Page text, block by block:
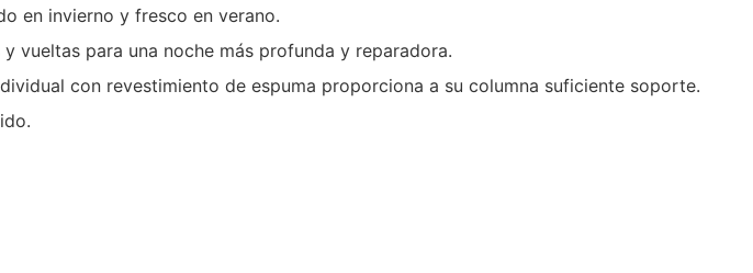
en invierno y fresco en verano.
vueltas para una noche más profunda y reparadora.
con revestimiento de espuma proporciona a su columna suficiente soporte.